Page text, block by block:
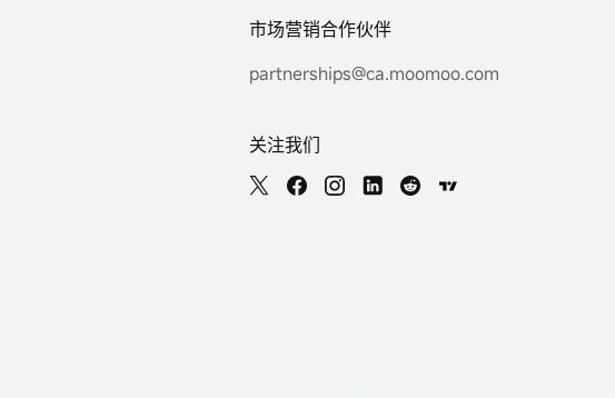
市场营销合作伙伴
partnerships@ca.moomoo.com
关注我们